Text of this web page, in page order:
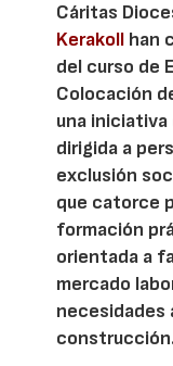
Cáritas
Kerakoll han
del curso de
Colocación
una iniciativa
dirigida a
exclusión
que catorce
formación
orientada a
mercado
necesidades